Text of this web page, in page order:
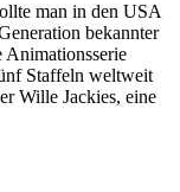
man in den USA
bekannter
Animationsserie
Staffeln weltweit
Wille Jackies, eine